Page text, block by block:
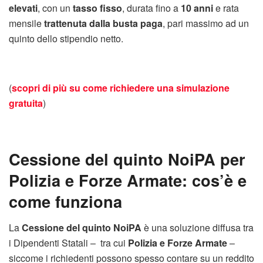
elevati, con un tasso fisso, durata fino a 10 annie rata
mensiletrattenuta dalla busta paga, pari massimo ad un
quinto dello stipendio netto.
(scopri di più su come richiedere una simulazione
gratuita)
Cessione del quinto NoiPA per
Polizia e Forze Armate: cos’è e
come funziona
LaCessione del quinto NoiPA è una soluzione diffusa tra
i Dipendenti Statali – tra cui Polizia e Forze Armate–
siccome i richiedenti possono spesso contare su un reddito